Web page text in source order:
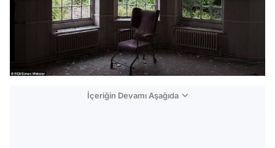
İçeriğin Devamı Aşağıda